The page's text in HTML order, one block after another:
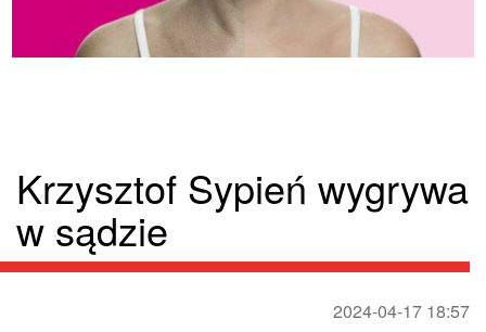
Krzysztof Sypień wygrywa
w sądzie
2024-04-17 18:57